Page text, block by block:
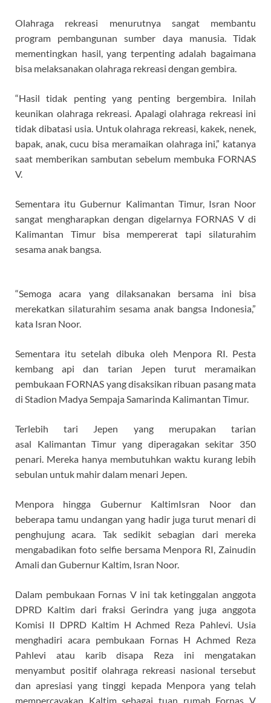
Olahraga rekreasi menurutnya sangat membantu
program pembangunan sumber daya manusia. Tidak
mementingkan hasil, yang terpenting adalah bagaimana
bisa melaksanakan olahraga rekreasi dengan gembira.
“Hasil tidak penting yang penting bergembira. Inilah
keunikan olahraga rekreasi. Apalagi olahraga rekreasi ini
tidak dibatasi usia. Untuk olahraga rekreasi, kakek, nenek,
bapak, anak, cucu bisa meramaikan olahraga ini,” katanya
saat memberikan sambutan sebelum membuka FORNAS
V.
Sementara itu Gubernur Kalimantan Timur, Isran Noor
sangat mengharapkan dengan digelarnya FORNAS V di
Kalimantan Timur bisa mempererat tapi silaturahim
sesama anak bangsa.
“Semoga acara yang dilaksanakan bersama ini bisa
merekatkan silaturahim sesama anak bangsa Indonesia,”
kata Isran Noor.
Sementara itu setelah dibuka oleh Menpora RI. Pesta
kembang api dan tarian Jepen turut meramaikan
pembukaan FORNAS yang disaksikan ribuan pasang mata
di Stadion Madya Sempaja Samarinda Kalimantan Timur.
Terlebih tari Jepen yang merupakan tarian
asal Kalimantan Timur yang diperagakan sekitar 350
penari. Mereka hanya membutuhkan waktu kurang lebih
sebulan untuk mahir dalam menari Jepen.
Menpora hingga Gubernur KaltimIsran Noor dan
beberapa tamu undangan yang hadir juga turut menari di
penghujung acara. Tak sedikit sebagian dari mereka
mengabadikan foto selfie bersama Menpora RI, Zainudin
Amali dan Gubernur Kaltim, Isran Noor.
Dalam pembukaan Fornas V ini tak ketinggalan anggota
DPRD Kaltim dari fraksi Gerindra yang juga anggota
Komisi II DPRD Kaltim H Achmed Reza Pahlevi. Usia
menghadiri acara pembukaan Fornas H Achmed Reza
Pahlevi atau karib disapa Reza ini mengatakan
menyambut positif olahraga rekreasi nasional tersebut
dan apresiasi yang tinggi kepada Menpora yang telah
mempercayakan Kaltim sebagai tuan rumah Fornas V